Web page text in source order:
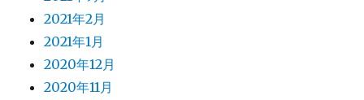
2021年2月
2021年1月
2020年12月
2020年11月